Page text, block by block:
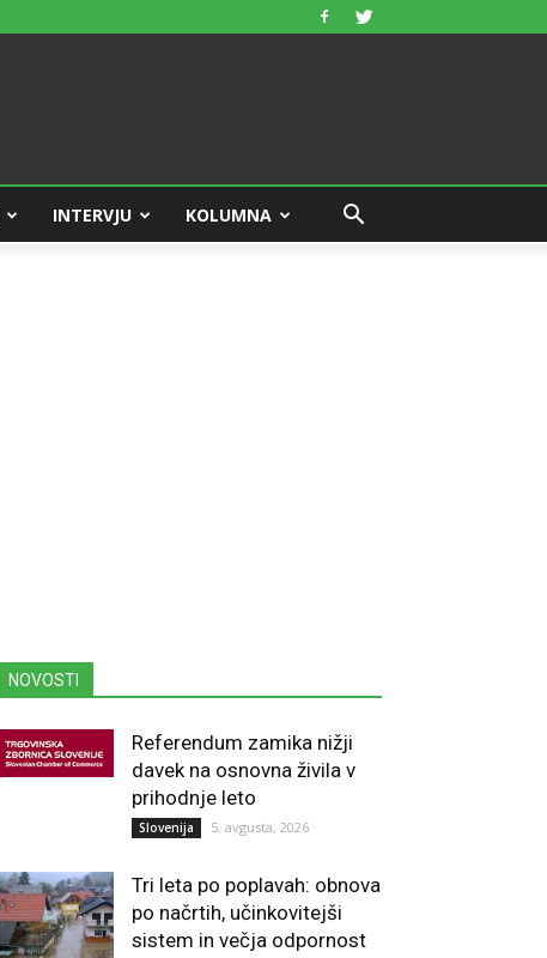
INTERVJU KOLUMNA
NOVOSTI
Referendum zamika nižji
davek na osnovna živila v
prihodnje leto
Slovenija 5. avgusta, 2026
Tri leta po poplavah: obnova
po načrtih, učinkovitejši
sistem in večja odpornost